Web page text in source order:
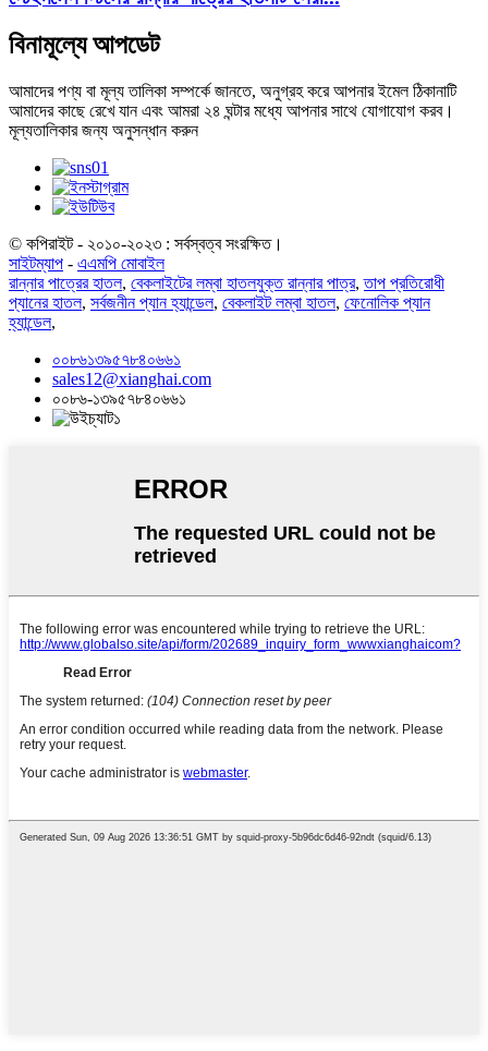
বিনামূল্যে আপডেট
আমাদের পণ্য বা মূল্য তালিকা সম্পর্কে জানতে, অনুগ্রহ করে আপনার ইমেল ঠিকানাটি
আমাদের কাছে রেখে যান এবং আমরা ২৪ ঘন্টার মধ্যে আপনার সাথে যোগাযোগ করব।
মূল্যতালিকার জন্য অনুসন্ধান করুন
© কপিরাইট - ২০১০-২০২৩ : সর্বস্বত্ব সংরক্ষিত।
সাইটম্যাপ - এএমপি মোবাইল
রান্নার পাত্রের হাতল, বেকলাইটের লম্বা হাতলযুক্ত রান্নার পাত্র,তাপ প্রতিরোধী
প্যানের হাতল, সর্বজনীন প্যান হ্যান্ডেল, বেকলাইট লম্বা হাতল, ফেনোলিক প্যান
হ্যান্ডেল,
০০৮৬১৩৯৫৭৮৪০৬৬১
sales12@xianghai.com
০০৮৬-১৩৯৫৭৮৪০৬৬১